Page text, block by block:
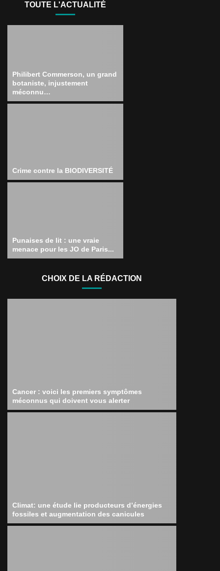
TOUTE L'ACTUALITÉ
Philibert Commerson, un grand
botaniste, injustement
méconnu…
Crime contre la BIODIVERSITÉ
Punaises de lit : une vraie
menace pour les JO de Paris...
CHOIX DE LA RÉDACTION
Cancer : voici les premiers symptômes
méconnus qui doivent vous alerter
Climat: une étude lie producteurs d’énergies
fossiles et augmentation des canicules